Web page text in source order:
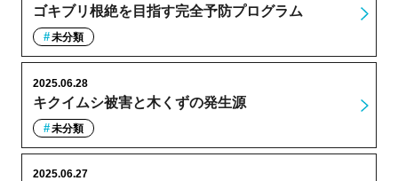
ゴキブリ根絶を目指す完全予防プログラム
未分類
キクイムシ被害と木くずの発生源
2025.06.28
未分類
2025.06.27